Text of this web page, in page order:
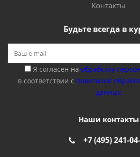
Контакты
Будьте всегда в
Я согласен на обработку
в соответствии с политикой
данных
Наши контакты
+7 (495) 241-